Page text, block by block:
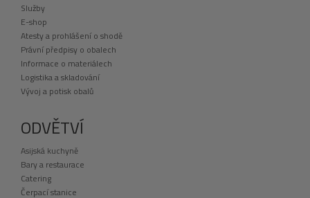
Služby
E-shop
Atesty a prohlášení o shodě
Právní předpisy o obalech
Informace o materiálech
Logistika a skladování
Vývoj a potisk obalů
ODVĚTVÍ
Asijská kuchyně
Bary a restaurace
Catering
Čerpací stanice